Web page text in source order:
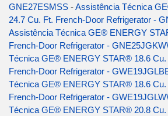
GNE27ESMSS -Assistência Técnica
24.7 Cu. Ft. French-Door Refrigerator -
Assistência Técnica GE® ENERGY
French-Door Refrigerator -
Técnica GE® ENERGY STAR® 18.6 Cu.
French-Door Refrigerator -
Técnica GE® ENERGY STAR® 18.6 Cu.
French-Door Refrigerator -
Técnica GE® ENERGY STAR® 20.8